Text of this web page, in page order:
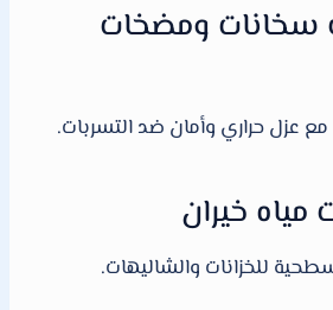
سخانات ومضخات
عزل حراري وأمان ضد التسربات.
خيران
للخزانات والشاليهات.